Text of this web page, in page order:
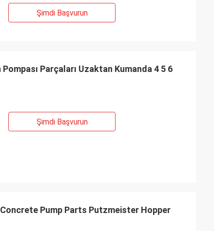
Şimdi Başvurun
Parçaları Uzaktan Kumanda 4 5 6
Şimdi Başvurun
Pump Parts Putzmeister Hopper